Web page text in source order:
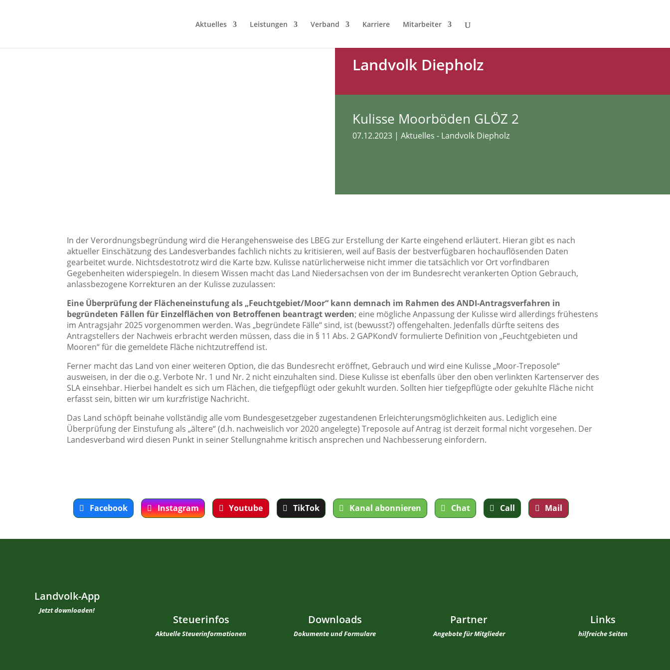
Aktuelles Leistungen Verband Karriere Mitarbeiter
Landvolk Diepholz
Kulisse Moorböden GLÖZ 2
07.12.2023 | Aktuelles - Landvolk Diepholz
In der Verordnungsbegründung wird die Herangehensweise des LBEG zur Erstellung der Karte eingehend erläutert. Hieran gibt es nach
aktueller Einschätzung des Landesverbandes fachlich nichts zu kritisieren, weil auf Basis der bestverfügbaren hochauflösenden Daten
gearbeitet wurde. Nichtsdestotrotz wird die Karte bzw. Kulisse natürlicherweise nicht immer die tatsächlich vor Ort vorfindbaren
Gegebenheiten widerspiegeln. In diesem Wissen macht das Land Niedersachsen von der im Bundesrecht verankerten Option Gebrauch,
anlassbezogene Korrekturen an der Kulisse zuzulassen:
Eine Überprüfung der Flächeneinstufung als „Feuchtgebiet/Moor“ kann demnach im Rahmen des ANDI-Antragsverfahren in
begründeten Fällen für Einzelflächen von Betroffenen beantragt werden; eine mögliche Anpassung der Kulisse wird allerdings frühestens
im Antragsjahr 2025 vorgenommen werden. Was „begründete Fälle“ sind, ist (bewusst?) offengehalten. Jedenfalls dürfte seitens des
Antragstellers der Nachweis erbracht werden müssen, dass die in § 11 Abs. 2 GAPKondV formulierte Definition von „Feuchtgebieten und
Mooren“ für die gemeldete Fläche nichtzutreffend ist.
Ferner macht das Land von einer weiteren Option, die das Bundesrecht eröffnet, Gebrauch und wird eine Kulisse „Moor-Treposole“
ausweisen, in der die o.g. Verbote Nr. 1 und Nr. 2 nicht einzuhalten sind. Diese Kulisse ist ebenfalls über den oben verlinkten Kartenserver des
SLA einsehbar. Hierbei handelt es sich um Flächen, die tiefgepflügt oder gekuhlt wurden. Sollten hier tiefgepflügte oder gekuhlte Fläche nicht
erfasst sein, bitten wir um kurzfristige Nachricht.
Das Land schöpft beinahe vollständig alle vom Bundesgesetzgeber zugestandenen Erleichterungsmöglichkeiten aus. Lediglich eine
Überprüfung der Einstufung als „ältere“ (d.h. nachweislich vor 2020 angelegte) Treposole auf Antrag ist derzeit formal nicht vorgesehen. Der
Landesverband wird diesen Punkt in seiner Stellungnahme kritisch ansprechen und Nachbesserung einfordern.
Facebook Instagram Youtube TikTok Kanal abonnieren Chat Call Mail
Landvolk-App
Jetzt downloaden!
Steuerinfos
Aktuelle Steuerinformationen
Downloads
Dokumente und Formulare
Partner
Angebote für Mitglieder
Links
hilfreiche Seiten